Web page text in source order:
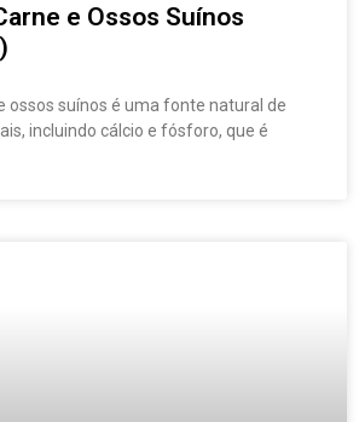
e Ossos Suínos
ossos suínos é uma fonte natural de
incluindo cálcio e fósforo, que é